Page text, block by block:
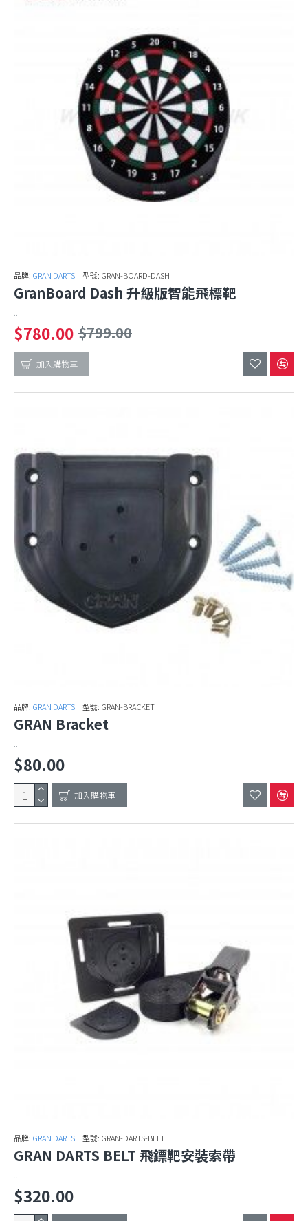
品牌: GRAN DARTS 型號: GRAN-BOARD-DASH
GranBoard Dash 升級版智能飛標靶
..
$780.00 $799.00
加入購物車
品牌: GRAN DARTS 型號: GRAN-BRACKET
GRAN Bracket
..
$80.00
加入購物車
品牌: GRAN DARTS 型號: GRAN-DARTS-BELT
GRAN DARTS BELT 飛鏢靶安裝索帶
..
$320.00